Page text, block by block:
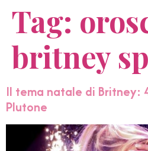
Tag:
britney
Il tema natale di Britney:
Plutone